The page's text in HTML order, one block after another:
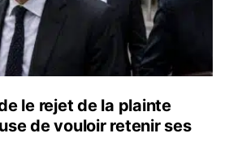
le rejet de la plainte
de vouloir retenir ses